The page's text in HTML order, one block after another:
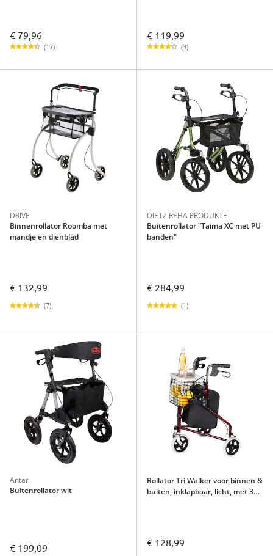
€ 79,96
(17)
€ 119,99
(3)
DRIVE
Binnenrollator Roomba met
mandje en dienblad
€ 132,99
(7)
DIETZ REHA PRODUKTE
Buitenrollator "Taima XC met PU
banden"
€ 284,99
(1)
Antar
Buitenrollator wit
€ 199,09
Rollator Tri Walker voor binnen &
buiten, inklapbaar, licht, met 3
€ 128,99